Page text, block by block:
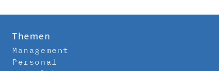
Themen
Management
Personal